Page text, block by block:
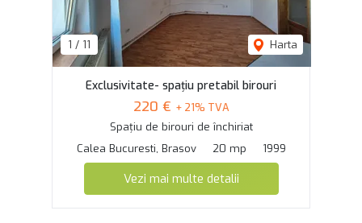
1 / 11 Harta
Exclusivitate- spațiu pretabil birouri
220 € + 21% TVA
Spațiu de birouri de închiriat
Calea Bucuresti, Brasov
20 mp 1999
Vezi mai multe detalii